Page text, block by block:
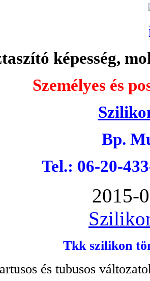
képesség,
Személyes és
Bp.
Tel.: 06-20-
2015-
Tkk szilikon
és tubusos